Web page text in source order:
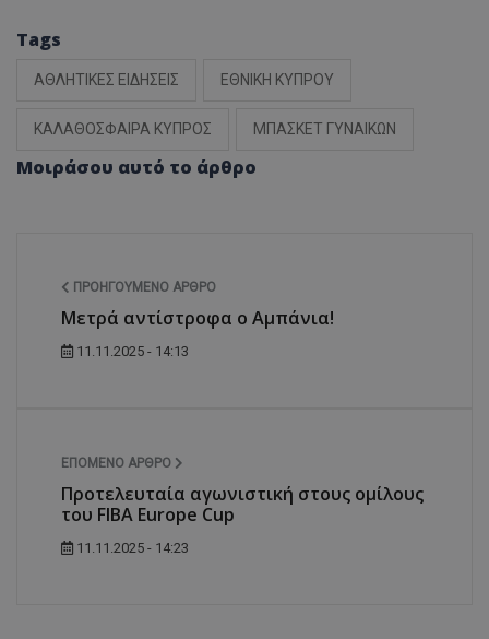
Tags
ΑΘΛΗΤΙΚΕΣ ΕΙΔΗΣΕΙΣ ΕΘΝΙΚΗ ΚΥΠΡΟΥ
ΚΑΛΑΘΟΣΦΑΙΡΑ ΚΥΠΡΟΣ ΜΠΑΣΚΕΤ ΓΥΝΑΙΚΩΝ
Μοιράσου αυτό το άρθρο
ΠΡΟΗΓΟΎΜΕΝΟ ΆΡΘΡΟ
Μετρά αντίστροφα ο Αμπάνια!
11.11.2025 - 14:13
ΕΠΌΜΕΝΟ ΆΡΘΡΟ
Προτελευταία αγωνιστική στους ομίλους
του FIBA Europe Cup
11.11.2025 - 14:23